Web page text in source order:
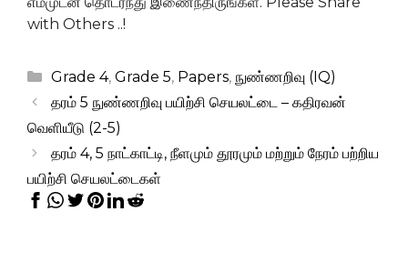
with Others ..!
Categories
Grade 4, Grade 5, Papers, நுண்ணறிவு (IQ)
தரம் 5 நுண்ணறிவு பயிற்சி செயலட்டை – கதிரவன்
வெளியீடு (2-5)
தரம் 4, 5 நாட்காட்டி, நீளமும் தூரமும் மற்றும் நேரம் பற்றிய
பயிற்சி செயலட்டைகள்